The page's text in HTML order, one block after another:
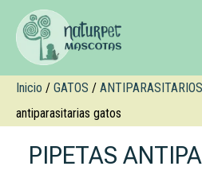
Inicio / GATOS /
antiparasitarias gatos
PIPETAS